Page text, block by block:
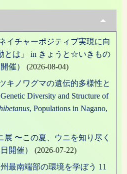
イチャーポジティブ実現に向
とは」 in きょうと☆いきもの
催）
(2026-08-04)
キノワグマの遺伝的多様性と
Diversity and Structure of
, Populations in Nagano,
〜この夏、ウニを知り尽く
開催）
(2026-07-22)
最南端部の環境を学ぼう 11